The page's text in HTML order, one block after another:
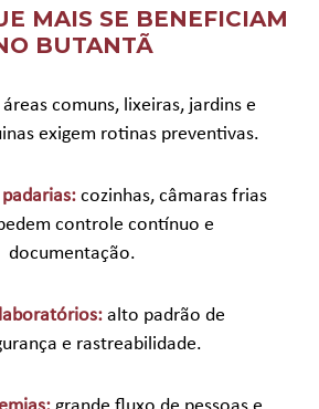
MAIS SE BENEFICIAM
BUTANTÃ
áreas comuns, lixeiras, jardins e
exigem rotinas preventivas.
cozinhas, câmaras frias
controle contínuo e
documentação.
alto padrão de
e rastreabilidade.